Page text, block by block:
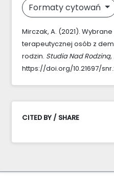
Formaty cytowań
Mirczak, A. (2021).
terapeutycznej osób z
rodzin. Studia Nad Rodziną,
https://doi.org/10.21697/
CITED BY / SHARE